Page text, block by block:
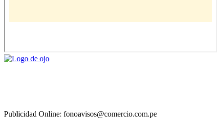
Publicidad Online: fonoavisos@comercio.com.pe